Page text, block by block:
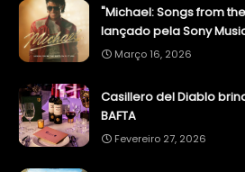
"Michael: Songs from
lançado pela Sony
Março 16, 2026
Casillero del Diablo
BAFTA
Fevereiro 27, 2026